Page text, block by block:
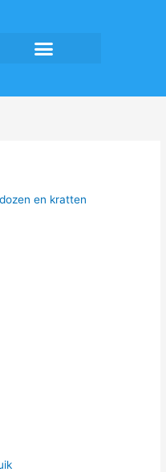
en kratten